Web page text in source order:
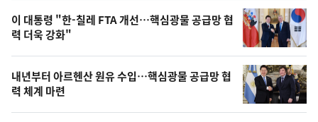
오
늘
의
사
진
이 대통령 "한-칠레 FTA 개선…핵심광물 공급망 협
력 더욱 강화"
내년부터 아르헨산 원유 수입…핵심광물 공급망 협
력 체계 마련